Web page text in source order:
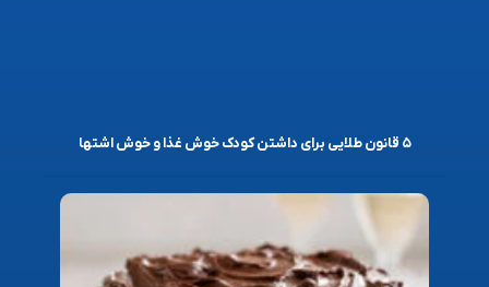
۵ قانون طلایی برای داشتن کودک خوش غذا و خوش اشتها